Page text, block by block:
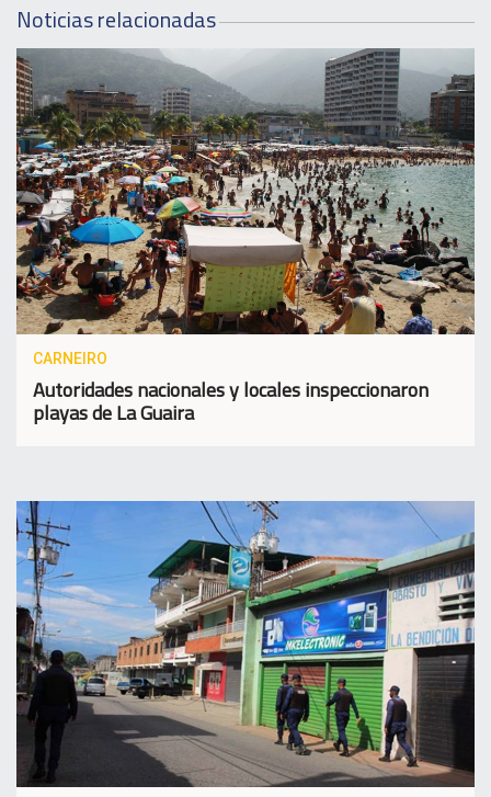
Noticias relacionadas
CARNEIRO
Autoridades nacionales y locales inspeccionaron
playas de La Guaira